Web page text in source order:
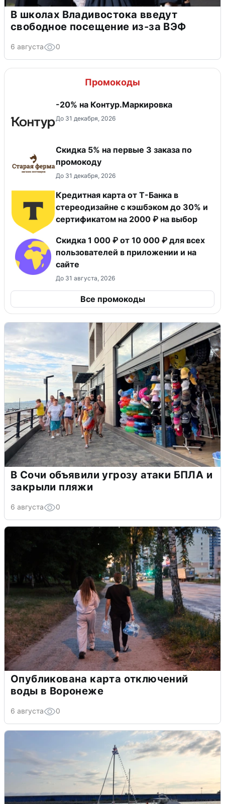
В школах Владивостока введут
свободное посещение из-за ВЭФ
6 августа 0
Промокоды
-20% на Контур.Маркировка
До 31 декабря, 2026
Скидка 5% на первые 3 заказа по
промокоду
До 31 декабря, 2026
Кредитная карта от Т-Банка в
стереодизайне с кэшбэком до 30% и
сертификатом на 2000 ₽ на выбор
Скидка 1 000 ₽ от 10 000 ₽ для всех
пользователей в приложении и на
сайте
До 31 августа, 2026
Все промокоды
В Сочи объявили угрозу атаки БПЛА и
закрыли пляжи
6 августа 0
Опубликована карта отключений
воды в Воронеже
6 августа 0